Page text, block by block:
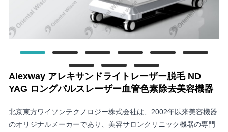
Alexway アレキサンドライトレーザー脱毛 ND
YAG ロングパルスレーザー血管色素除去美容機器
北京東方ワイソンテクノロジー株式会社は、2002年以来美容機器
のオリジナルメーカーであり、美容サロンクリニック機器の専門